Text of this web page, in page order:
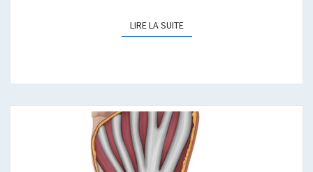
LIRE LA SUITELIRE LA SUITE